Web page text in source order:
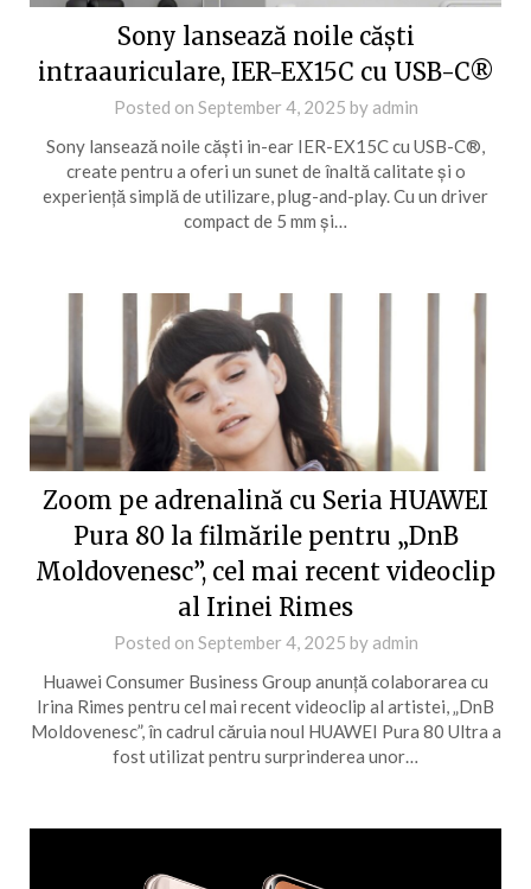
Sony lansează noile căști
intraauriculare, IER-EX15C cu USB-C®
Posted on September 4, 2025 by admin
Sony lansează noile căști in-ear IER-EX15C cu USB-C®,
create pentru a oferi un sunet de înaltă calitate și o
experiență simplă de utilizare, plug-and-play. Cu un driver
compact de 5 mm și…
Zoom pe adrenalină cu Seria HUAWEI
Pura 80 la filmările pentru „DnB
Moldovenesc”, cel mai recent videoclip
al Irinei Rimes
Posted on September 4, 2025 by admin
Huawei Consumer Business Group anunță colaborarea cu
Irina Rimes pentru cel mai recent videoclip al artistei, „DnB
Moldovenesc”, în cadrul căruia noul HUAWEI Pura 80 Ultra a
fost utilizat pentru surprinderea unor…